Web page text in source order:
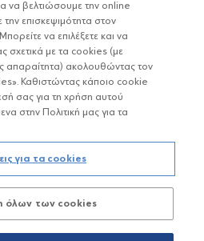
ΑΕΔΑΚ
συνεργάτες
ΑΠΟΔΟΣΗ ΚΑΙ ΟΙ
ΔΕΝ ΔΙΑΣΦΑΛΙΖΟΥΝ ΤΙΣ
Eurobank ΑΕΔΑΚ
Δεδομένων
χρήσης
να βελτιώσουμε την online
επισκεψιμότητα στον
να επιλέξετε και να
σχετικά με τα cookies (με
απαραίτητα) ακολουθώντας τον
Καθιστώντας κάποιο cookie
σας για τη χρήση αυτού
στην Πολιτική μας για τα
για τα cookies
όλων των cookies